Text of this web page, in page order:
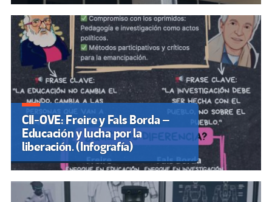
CII-OVE: Freire y Fals Borda –
Educación y lucha por la
liberación. (Infografía)